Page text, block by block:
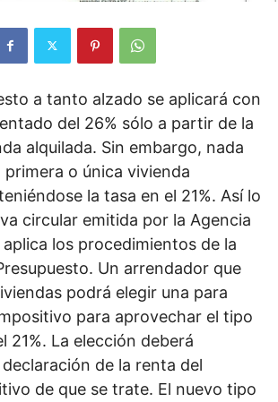
a tanto alzado se aplicará con
del 26% sólo a partir de la
alquilada. Sin embargo, nada
primera o única vivienda
la tasa en el 21%. Así lo
circular emitida por la Agencia
los procedimientos de la
Un arrendador que
podrá elegir una para
para aprovechar el tipo
21%. La elección deberá
de la renta del
de que se trate. El nuevo tipo